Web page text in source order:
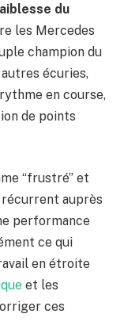
du
les Mercedes
champion du
écuries,
en course,
de points
“frustré” et
auprès
performance
ce qui
en étroite
et les
ces